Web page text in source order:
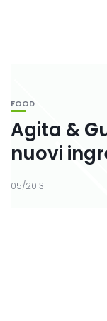
FOOD
Agita &
nuovi
05/2013